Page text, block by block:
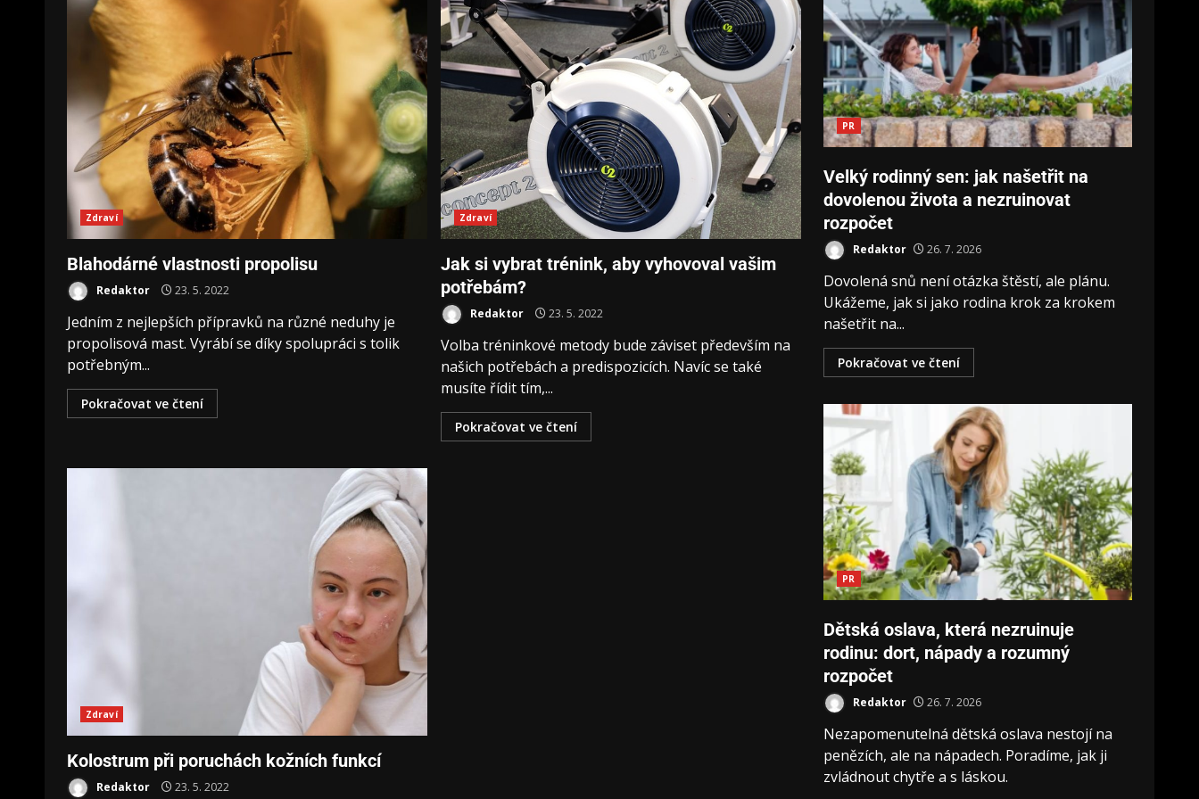
Zdraví
Blahodárné vlastnosti propolisu
Redaktor 23. 5. 2022
Jedním z nejlepších přípravků na různé neduhy je
propolisová mast. Vyrábí se díky spolupráci s tolik
potřebným...
Pokračovat ve čtení
Zdraví
Jak si vybrat trénink, aby vyhovoval vašim
potřebám?
Redaktor 23. 5. 2022
Volba tréninkové metody bude záviset především na
našich potřebách a predispozicích. Navíc se také
musíte řídit tím,...
Pokračovat ve čtení
Zdraví
Kolostrum při poruchách kožních funkcí
Redaktor 23. 5. 2022
PR
Velký rodinný sen: jak našetřit na
dovolenou života a nezruinovat
rozpočet
Redaktor 26. 7. 2026
Dovolená snů není otázka štěstí, ale plánu.
Ukážeme, jak si jako rodina krok za krokem
našetřit na...
Pokračovat ve čtení
PR
Dětská oslava, která nezruinuje
rodinu: dort, nápady a rozumný
rozpočet
Redaktor 26. 7. 2026
Nezapomenutelná dětská oslava nestojí na
penězích, ale na nápadech. Poradíme, jak ji
zvládnout chytře a s láskou.